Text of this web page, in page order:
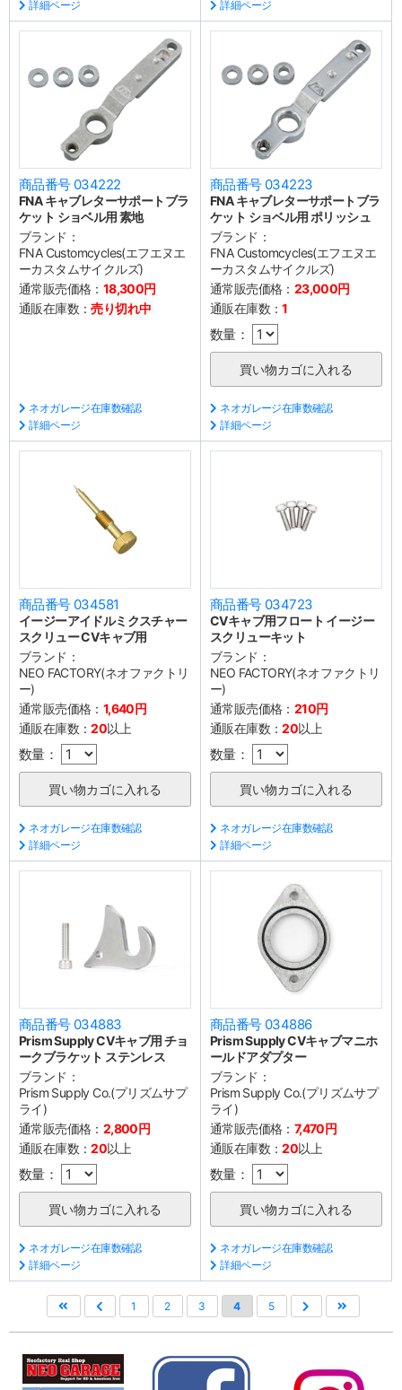
詳細ページ 詳細ページ
商品番号 034222
FNA キャブレターサポートブラ
ケット ショベル用 素地
ブランド：
FNA Customcycles(エフエヌエ
ーカスタムサイクルズ)
通常販売価格： 18,300円
通販在庫数：売り切れ中
ネオガレージ在庫数確認
詳細ページ
商品番号 034223
FNA キャブレターサポートブラ
ケット ショベル用 ポリッシュ
ブランド：
FNA Customcycles(エフエヌエ
ーカスタムサイクルズ)
通常販売価格： 23,000円
通販在庫数：1
数量：
ネオガレージ在庫数確認
詳細ページ
商品番号 034581
イージーアイドルミクスチャー
スクリュー CVキャブ用
ブランド：
NEO FACTORY(ネオファクトリ
ー)
通常販売価格： 1,640円
通販在庫数：20以上
数量：
ネオガレージ在庫数確認
詳細ページ
商品番号 034723
CVキャブ用フロート イージー
スクリューキット
ブランド：
NEO FACTORY(ネオファクトリ
ー)
通常販売価格： 210円
通販在庫数：20以上
数量：
ネオガレージ在庫数確認
詳細ページ
商品番号 034883
Prism Supply CVキャブ用 チョ
ークブラケット ステンレス
ブランド：
Prism Supply Co.(プリズムサプ
ライ)
通常販売価格： 2,800円
通販在庫数：20以上
数量：
ネオガレージ在庫数確認
詳細ページ
商品番号 034886
Prism Supply CVキャブマニホ
ールドアダプター
ブランド：
Prism Supply Co.(プリズムサプ
ライ)
通常販売価格： 7,470円
通販在庫数：20以上
数量：
ネオガレージ在庫数確認
詳細ページ
1 2 3 4 5